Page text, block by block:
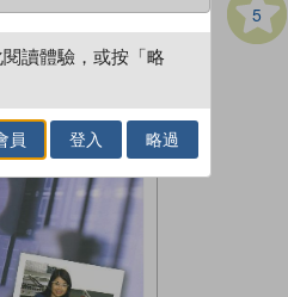
5
讀體驗，或按「略
員 登入 略過